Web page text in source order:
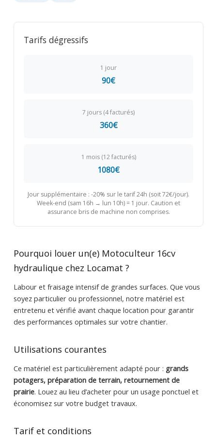
Tarifs dégressifs
1 jour
90€
7 jours (4 facturés)
360€
1 mois (12 facturés)
1080€
Jour supplémentaire : -20% sur le tarif 24h (soit 72€/jour).
Week-end (sam 16h → lun 10h) = 1 jour. Caution et
assurance bris de machine non comprises.
Pourquoi louer un(e) Motoculteur 16cv
hydraulique chez Locamat ?
Labour et fraisage intensif de grandes surfaces. Que vous
soyez particulier ou professionnel, notre matériel est
entretenu et vérifié avant chaque location pour garantir
des performances optimales sur votre chantier.
Utilisations courantes
Ce matériel est particulièrement adapté pour : grands
potagers, préparation de terrain, retournement de
prairie. Louez au lieu d’acheter pour un usage ponctuel et
économisez sur votre budget travaux.
Tarif et conditions